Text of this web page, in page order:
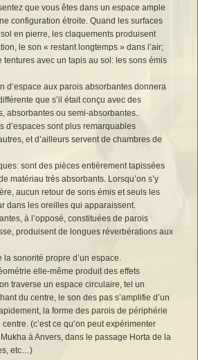
que vous êtes dans un espace ample
configuration étroite. Quand les surfaces
en pierre, les claquements produisent
le son « restant longtemps » dans l’air;
tentures avec un tapis au sol: les sons émis
d’espace aux parois absorbantes donnera
que s’il était conçu avec des
absorbantes ou semi-absorbantes..
d’espaces sont plus remarquables
et d’ailleurs servent de chambres de
sont des pièces entièrement tapissées
matériau très absorbants. Lorsqu’on s’y
aucun retour de sons émis et seuls les
dans les oreilles qui apparaissent.
à l’opposé, constituées de parois
produisent de longues réverbérations aux
la sonorité propre d’un espace.
elle-même produit des effets
traverse un espace circulaire, tel un
du centre, le son des pas s’amplifie d’un
la forme des parois de périphérie
(c’est ce qu’on peut expérimenter
à Anvers, dans le passage Horta de la
etc…)